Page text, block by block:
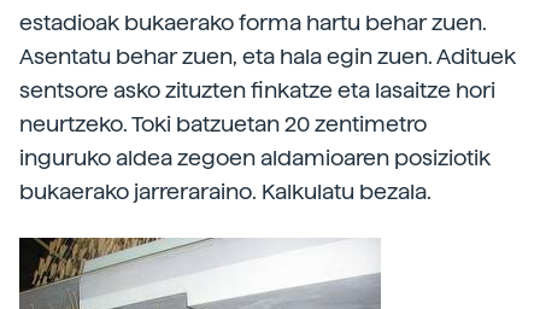
estadioak bukaerako forma hartu behar zuen.
Asentatu behar zuen, eta hala egin zuen. Adituek
sentsore asko zituzten finkatze eta lasaitze hori
neurtzeko. Toki batzuetan 20 zentimetro
inguruko aldea zegoen aldamioaren posiziotik
bukaerako jarreraraino. Kalkulatu bezala.